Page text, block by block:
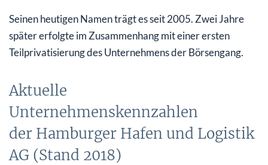
Seinen heutigen Namen trägt es seit 2005. Zwei Jahre
später erfolgte im Zusammenhang mit einer ersten
Teilprivatisierung des Unternehmens der Börsengang.
Aktuelle
Unternehmenskennzahlen
der Hamburger Hafen und Logistik
AG (Stand 2018)